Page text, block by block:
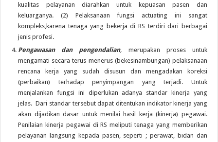
kualitas pelayanan diarahkan untuk kepuasan pasen dan
keluarganya. (2) Pelaksanaan fungsi actuating ini sangat
kompleks,karena tenaga yang bekerja di RS terdiri dari berbagai
jenis profesi.
Pengawasan dan pengendalian, merupakan proses untuk
mengamati secara terus menerus (bekesinambungan) pelaksanaan
rencana kerja yang sudah disusun dan mengadakan koreksi
(perbaikan) terhadap penyimpangan yang terjadi. Untuk
menjalankan fungsi ini diperlukan adanya standar kinerja yang
jelas. Dari standar tersebut dapat ditentukan indikator kinerja yang
akan dijadikan dasar untuk menilai hasil kerja (kinerja) pegawai.
Penilaian kinerja pegawai di RS meliputi tenaga yang memberikan
pelayanan langsung kepada pasen, seperti ; perawat, bidan dan